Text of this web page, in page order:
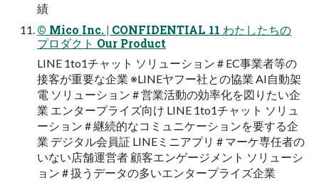
績
© Mico Inc. | CONFIDENTIAL 11 わたしたちの
プロダクト Our Product
LINE 1to1チャット ソリューション # EC事業者等の
接客が重要な企業 ※LINEヤフー社との協業 AI⾃動架
電 ソリューション # 営業活動の効率化を図りたい企
業 エンタープライズ向け LINE 1to1チャット ソリュ
ーション # 継続的なコミュニケーションを要する企
業 デジタル会員証 LINEミニアプリ # マーケ専任者の
いない店舗運営者 顧客エンゲージメント ソリューシ
ョン # 扱うデータの多いエンタープライズ企業